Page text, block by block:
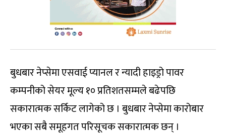
बुधबार नेप्सेमा एसवाई प्यानल र न्यादी हाइड्रो पावर
कम्पनीको सेयर मूल्य १० प्रतिशतसम्मले बढेपछि
सकारात्मक सर्किट लागेको छ । बुधबार नेप्सेमा कारोबार
भएका सबै समूहगत परिसूचक सकारात्मक छन् ।